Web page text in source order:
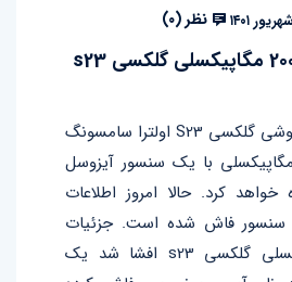
نظر (۰)
جزئیات دوربین 200 مگاپیکسلی گلکسی s23
بر اساس شایعات، گوشی گلکسی S23 اولترا سامسونگ
یک دوربین ۲۰۰ مگاپیکسلی با یک سنسور آیزوسل
خواهد کرد. حالا امروز اطلاعات
سنسور فاش شده است. جزئیات
دوربین 200 مگاپیکسلی گلکسی s23 افشا شد یک